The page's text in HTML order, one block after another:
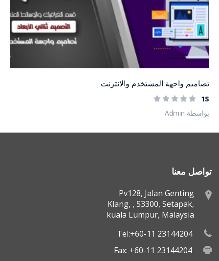
تصاميم واجهة المستخدم والانترنت
1$
بواسطة Admin
تواصل معنا
Pv128, Jalan Genting
Klang, , 53300, Setapak,
kuala Lumpur, Malaysia
Tel:+60-11 23144204
Fax: +60-11 23144204